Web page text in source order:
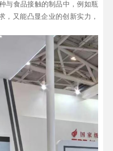
与食品接触的制品中，例如瓶
，又能凸显企业的创新实力，